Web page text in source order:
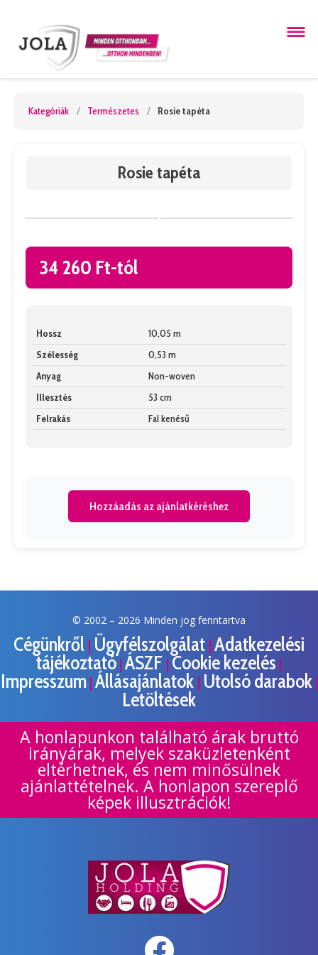
Kategóriák / Természetes / Rosie tapéta
Rosie tapéta
34 260 Ft-tól
Hossz
10,05 m
Szélesség
0,53 m
Anyag
Non-woven
Illesztés
53 cm
Felrakás
Fal kenésű
Hozzáadás az ajánlatkéréshez
© 2002 – 2026 Minden jog fenntartva
Cégünkről | Ügyfélszolgálat | Adatkezelési
tájékoztató | ÁSZF | Cookie kezelés |
Impresszum| Állásajánlatok | Utolsó darabok|
Letöltések
A honlapunkon található árak bruttó
irányárak, melyek szaküzletenként
eltérhetnek, és nem minősülnek
ajánlattételnek. A honlapon szereplő
képek illusztrációk!